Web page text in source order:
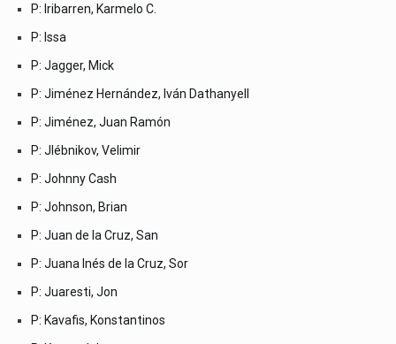
P: Iribarren, Karmelo C.
P: Issa
P: Jagger, Mick
P: Jiménez Hernández, Iván Dathanyell
P: Jiménez, Juan Ramón
P: Jlébnikov, Velimir
P: Johnny Cash
P: Johnson, Brian
P: Juan de la Cruz, San
P: Juana Inés de la Cruz, Sor
P: Juaresti, Jon
P: Kavafis, Konstantinos